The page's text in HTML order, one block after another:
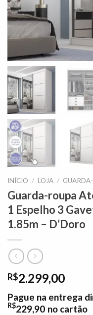
INÍCIO / LOJA /
Guarda-roupa
1 Espelho 3
1.85m – D’Doro
R$2.299,00
Pague na entrega
R$229,90 no cartão